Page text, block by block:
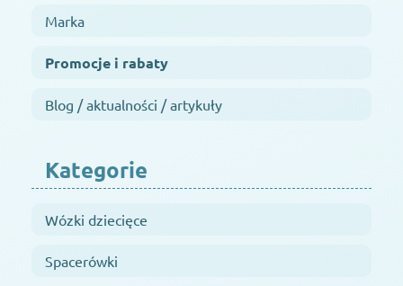
Marka
Promocje i rabaty
Blog / aktualności / artykuły
Kategorie
Wózki dziecięce
Spacerówki